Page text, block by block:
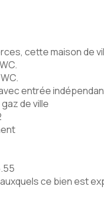
cette maison de
entrée
de ville
ce bien est